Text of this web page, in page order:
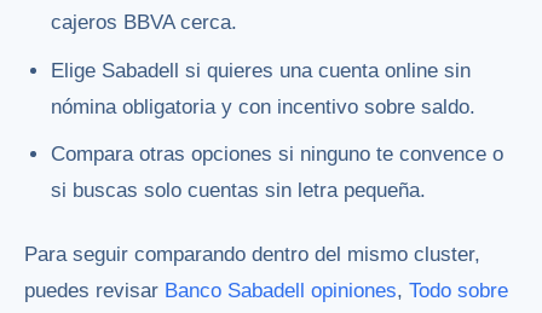
cajeros BBVA cerca.
Elige Sabadell si quieres una cuenta online sin
nómina obligatoria y con incentivo sobre saldo.
Compara otras opciones si ninguno te convence o
si buscas solo cuentas sin letra pequeña.
Para seguir comparando dentro del mismo cluster,
puedes revisar Banco Sabadell opiniones, Todo sobre